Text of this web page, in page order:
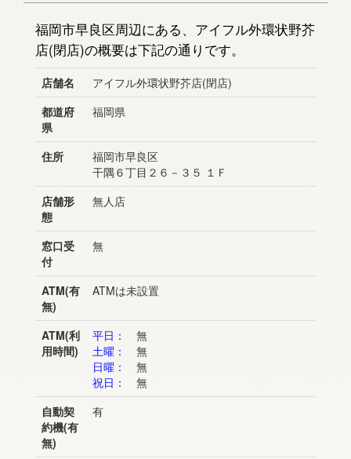
福岡市早良区周辺にある、アイフル外環状野芥
店(閉店)の概要は下記の通りです。
店舗名
アイフル外環状野芥店(閉店)
都道府
県
福岡県
住所
福岡市早良区
干隅６丁目２６－３５ １Ｆ
店舗形
態
無人店
窓口受
付
無
ATM(有
無)
ATMは未設置
ATM(利
用時間)
平日：
無
土曜：
無
日曜：
無
祝日：
無
自動契
約機(有
無)
有